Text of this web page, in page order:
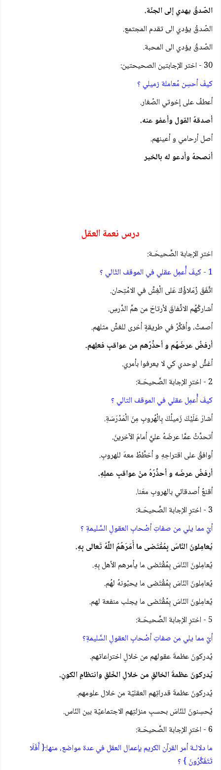
الصّدقُ يهدي إلى الجنّة.
الصّدقُ يؤدي الى تقدم المجتمع.
الصّدقُ يؤدي الى المحبة.
30 - اختر الإجابتين الصحيحتين:
كيفَ أحسِن مُعاملة زميلي ؟
أعطفُ على إخوتي الصّغار.
أصدقهُ القول وأعفو عنه.
أصل أرحامي و أعينهم.
أنصحهُ وأدعو له بالخير
درس نعمة العقل
اخترِ الإجابة الصَّحيحَـة:
1 - كيفَ أُعمِل عقلي في الموقف التّالي ؟
اتَّفَقَ زُمَلاؤُكَ عَلى الْغِشِّ في الامْتِحان.
أشاركُهُم الاتِّفاقَ لأرتاحَ من همِّ الدَّرسِ.
أصمتُ، وأفكِّرُ في طريقةٍ أخرى للغشِّ مثلهم.
أرفضُ عرضَهُم و أحذِّرُهم من عواقبِ فعلِهم.
أغشُّ لوحدي كي لا يعرفوا بأمري.
2 - اخترِ الإجابة الصَّحيحَـة:
كيفَ أُعمِل عقلي في الموقف التالي ؟
أشارَ عَلَيْكَ زَميلُكَ بِالْهُروبِ مِنَ الْمَدْرَسَةِ.
أتحدَّثُ عمَّا عرضَهُ عليَّ أمامَ الآخرينَ.
أوافقُ على اقتراحِهِ و أخطِّطُ معهَ للهروبِ.
أرفضُ عرضَه و أحذِّرُهُ منْ عواقبِ عملِهِ.
أقنعُ أصدقائي بالهروبِ معَنا.
3 - اخترِ الإجابة الصَّحيحَـة:
أيّ مما يلي من صفاتِ أصْحابِ العقولِ السَّليمةِ ؟
يُعامِلونَ النّاسَ بِمُقْتَضى ما أَمَرَهُمُ اللَّهُ تَعالى بِهِ.
يُعامِلونَ النّاسَ بِمُقْتَضى ما يأمرهم الأهل بِهِ.
يُعامِلونَ النّاسَ بِمُقْتَضى ما يحبّونهُ لهُم.
يُعامِلونَ النّاسَ بِمُقْتَضى ما يجلب منفعة لهم.
5 - اخترِ الإجابة الصَّحيحَـة:
أيّ مما يلي من صفاتِ أصْحابِ العقولِ السَّليمةِ؟
يُدركونَ عظمةَ عقولهم من خلالِ اختراعاتهم.
يُدركونَ عظمةَ الخالقِ من خلالِ الخَلقِ وانتظامِ الكونِ.
يُدركونَ عظمةَ قدراتِهم العقليّة من خلال علومهم.
يُحسِنونَ للنّاسَ بحسبِ منزلتِهم الاجتماعيّة بين النّاس.
6 - اخترِ الإجابة الصَّحيحَـة:
ما دلالـة أمر القرآن الكريم بإعمال العقل في عدة مواضع، منها:{ أَفَلَا
تَتَفَكَّرُونَ } ؟